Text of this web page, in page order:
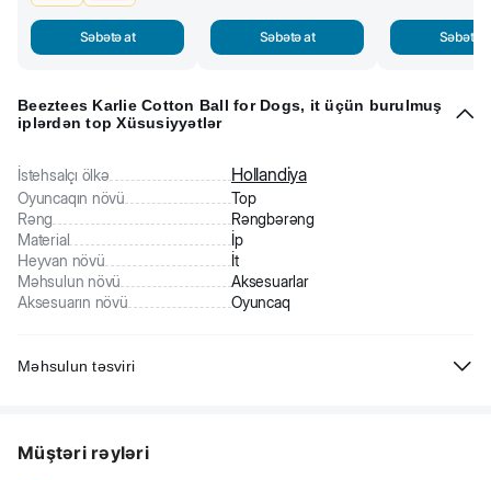
Səbətə at Səbətə at Səbətə
Beeztees Karlie Cotton Ball for Dogs, it üçün burulmuş
iplərdən top Xüsusiyyətlər
İstehsalçı ölkə Hollandiya
Oyuncaqın növü
Top
Rəng
Rəngbərəng
Material
İp
Heyvan növü
İt
Məhsulun növü
Aksesuarlar
Aksesuarın növü
Oyuncaq
Məhsulun təsviri
etdirəcəkdir. Oyuncağın üstünlükləri:
Müştəri rəyləri